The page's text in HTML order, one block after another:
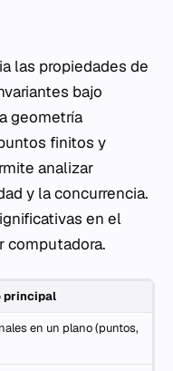
las propiedades de
bajo
geometría
finitos y
analizar
y la concurrencia.
en el
computadora.
principal
en un plano (puntos,